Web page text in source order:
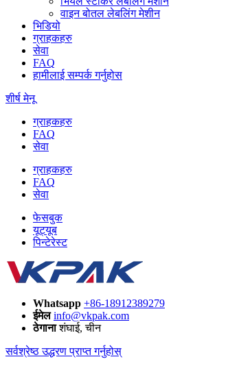
वाइन बोतल लेबलिंग मेशीन
भिडियो
ग्राहकहरु
सेवा
FAQ
हामीलाई सम्पर्क गर्नुहोस
शीर्ष मेनू
ग्राहकहरु
FAQ
सेवा
ग्राहकहरु
FAQ
सेवा
फेसबुक
यूट्यूब
पिन्टेरेस्ट
Whatsapp +86-18912389279
ईमेल info@vkpak.com
ठेगानाशंघाई, चीन
सर्वश्रेष्ठ उद्धरण प्राप्त गर्नुहोस्